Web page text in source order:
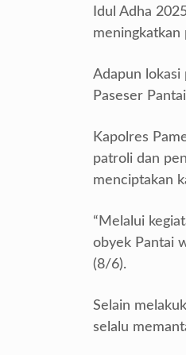
Idul Adha
meningkatkan
Adapun lokasi
Paseser
Kapolres
patroli dan
menciptakan
“Melalui
obyek Pantai
(8/6).
Selain
selalu